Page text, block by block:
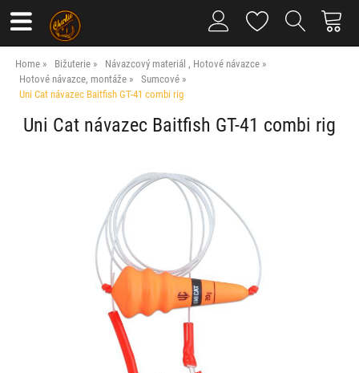
Home Bižuterie
Návazcový materiál , Hotové návazce
Hotové návazce, montáže
Sumcové
Uni Cat návazec Baitfish GT-41 combi rig
Uni Cat návazec Baitfish GT-41 combi rig